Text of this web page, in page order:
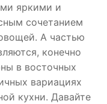
яркими и
сочетанием
А частью
конечно
в восточных
вариациях
кухни. Давайте